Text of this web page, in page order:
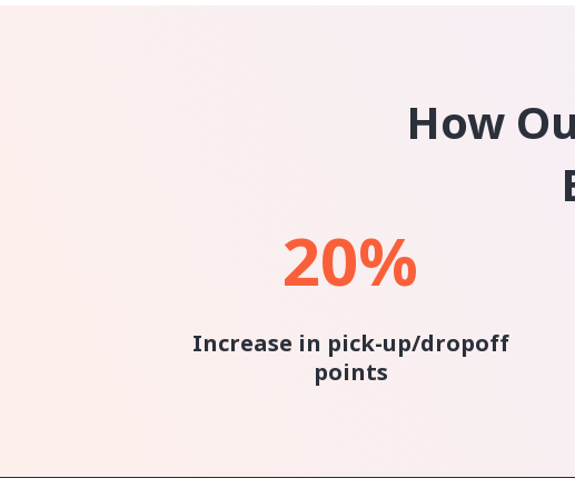
How
20%
Increase in pick-up/dropoff
points